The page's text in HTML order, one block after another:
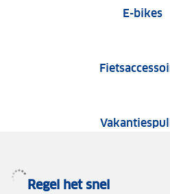
E-bikes
Regel het snel